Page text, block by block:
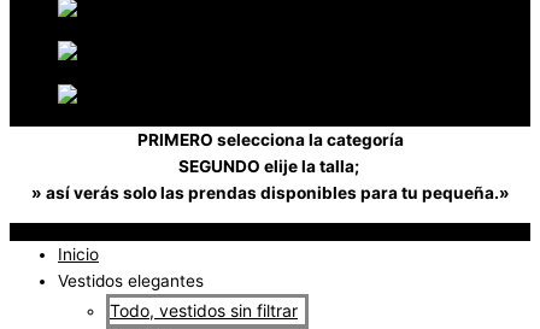
PRIMERO selecciona la categoría
SEGUNDO elije la talla;
» así verás solo las prendas disponibles para tu pequeña.»
Inicio
Vestidos elegantes
Todo, vestidos sin filtrar